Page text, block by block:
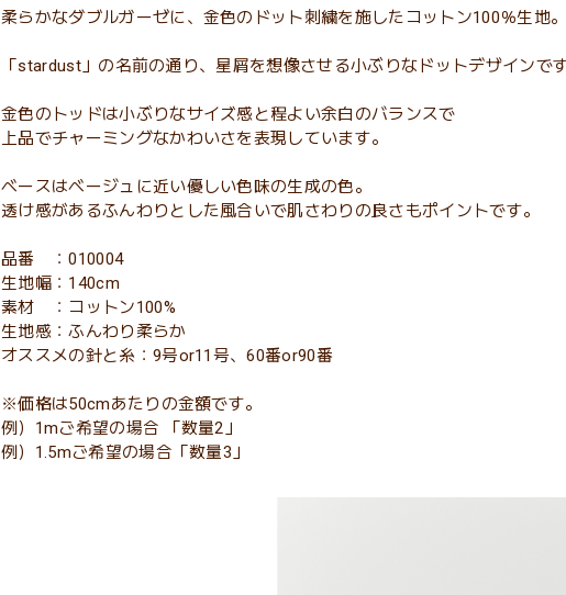
柔らかなダブルガーゼに、金色のドット刺繍を施したコットン100％生地
「stardust」の名前の通り、星屑を想像させる小ぶりなドットデザインで
金色のトッドは小ぶりなサイズ感と程よい余白のバランスで
上品でチャーミングなかわいさを表現しています。
ベースはベージュに近い優しい色味の生成の色。
透け感があるふんわりとした風合いで肌さわりの良さもポイントです。
品番 ：010004
生地幅：140cm
素材 ：コットン100%
生地感：ふんわり柔らか
オススメの針と糸：9号or11号、60番or90番
※価格は50cmあたりの金額です。
例）1mご希望の場合 「数量2」
例）1.5mご希望の場合「数量3」